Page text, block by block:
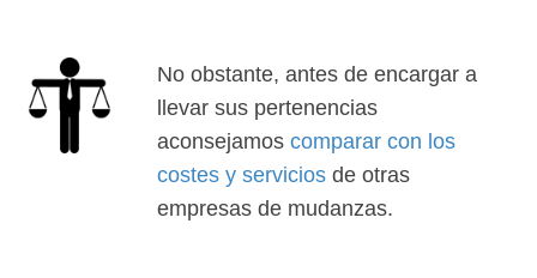
No obstante, antes de encargar a
llevar sus pertenencias
aconsejamos comparar con los
costes y servicios de otras
empresas de mudanzas.